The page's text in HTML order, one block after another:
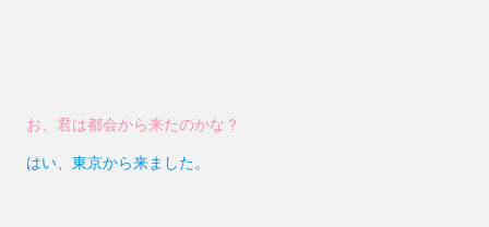
お、君は都会から来たのかな？
はい、東京から来ました。